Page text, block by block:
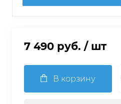
7 490 руб. / шт
В корзину